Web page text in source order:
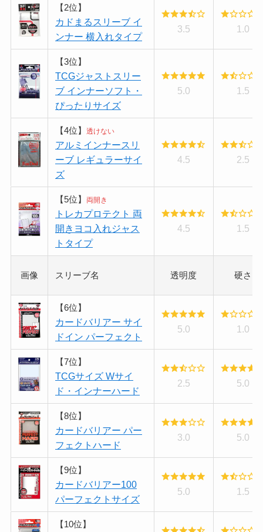
【2位】
カドまるスリーブ イ
ンナー 横入れタイプ
3.5 1.0
【3位】
TCGジャストスリー
ブ インナーソフト・
ぴったりサイズ
5.0 1.5
【4位】 透けない
アルミインナースリ
ーブ レギュラーサイ
ズ
4.5 2.5
【5位】 両開き
トレカプロテクト 両
開きヨコ入れジャス
トタイプ
4.5 1.5
画像 スリーブ名 透明度 硬さ
【6位】
カードバリアー サイ
ドイン パーフェクト
5.0 1.0
【7位】
TCGサイズ Wサイ
ド・インナーハード
2.5 5.0
【8位】
カードバリアー パー
フェクトハード
3.0 5.0
【9位】
カードバリアー100
パーフェクトサイズ
5.0 1.5
【10位】